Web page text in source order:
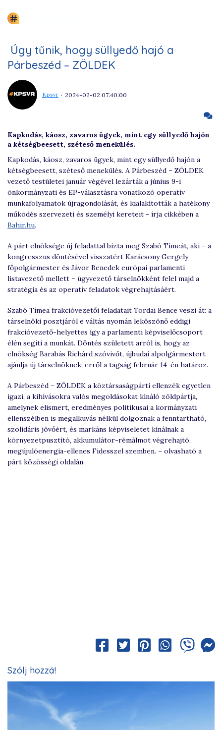
Úgy tűnik, hogy süllyedő hajó a
Párbeszéd – ZÖLDEK
Kpsvr 2024-02-02 07:40:00
Kapkodás, káosz, zavaros ügyek, mint egy süllyedő hajón
a kétségbeesett, széteső menekülés.
Kapkodás, káosz, zavaros ügyek, mint egy süllyedő hajón a
kétségbeesett, széteső menekülés. A Párbeszéd – ZÖLDEK
vezető testületei január végével lezárták a június 9-i
önkormányzati és EP-választásra vonatkozó operatív
munkafolyamatok újragondolását, és kialakították a hatékony
működés szervezeti és személyi kereteit - írja cikkében a
Bahir.hu.
A párt elnöksége új feladattal bízta meg Szabó Tímeát, aki – a
kongresszus döntésével visszatért Karácsony Gergely
főpolgármester és Jávor Benedek európai parlamenti
listavezető mellett – ügyvezető társelnökként felel majd a
stratégia és az operatív feladatok végrehajtásáért.
Szabó Tímea frakcióvezetői feladatait Tordai Bence veszi át: a
társelnöki posztjáról e váltás nyomán leköszönő eddigi
frakcióvezető-helyettes így a parlamenti képviselőcsoport
élén segíti a munkát. Döntés született arról is, hogy az
elnökség Barabás Richárd szóvivőt, újbudai alpolgármestert
ajánlja új társelnöknek; erről a tagság február 14-én határoz.
A Párbeszéd – ZÖLDEK a köztársaságpárti ellenzék egyetlen
igazi, a kihívásokra valós megoldásokat kínáló zöldpártja,
amelynek elismert, eredményes politikusai a kormányzati
ellenszélben is megalkuvás nélkül dolgoznak a fenntartható,
szolidáris jövőért, és markáns képviseletet kínálnak a
környezetpusztító, akkumulátor-rémálmot végrehajtó,
megújulóenergia-ellenes Fidesszel szemben. – olvasható a
párt közösségi oldalán.
Szólj hozzá!